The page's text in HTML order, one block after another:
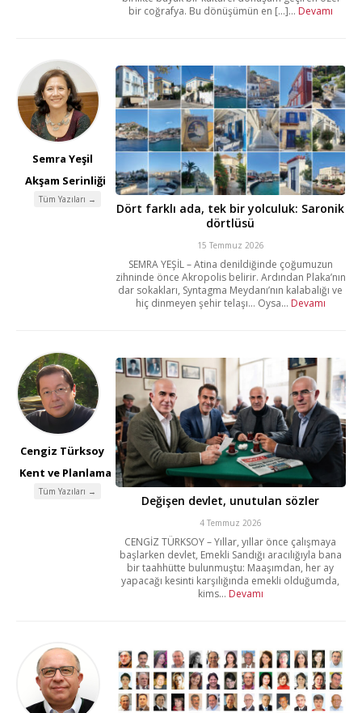
bir coğrafya. Bu dönüşümün en [...]... Devamı
Semra Yeşil
Akşam Serinliği
Tüm Yazıları →
Dört farklı ada, tek bir yolculuk: Saronik
dörtlüsü
15 Temmuz 2026
SEMRA YEŞİL – Atina denildiğinde çoğumuzun
zihninde önce Akropolis belirir. Ardından Plaka’nın
dar sokakları, Syntagma Meydanı’nın kalabalığı ve
hiç dinmeyen şehir telaşı… Oysa... Devamı
Cengiz Türksoy
Kent ve Planlama
Tüm Yazıları →
Değişen devlet, unutulan sözler
4 Temmuz 2026
CENGİZ TÜRKSOY – Yıllar, yıllar önce çalışmaya
başlarken devlet, Emekli Sandığı aracılığıyla bana
bir taahhütte bulunmuştu: Maaşımdan, her ay
yapacağı kesinti karşılığında emekli olduğumda,
kims... Devamı